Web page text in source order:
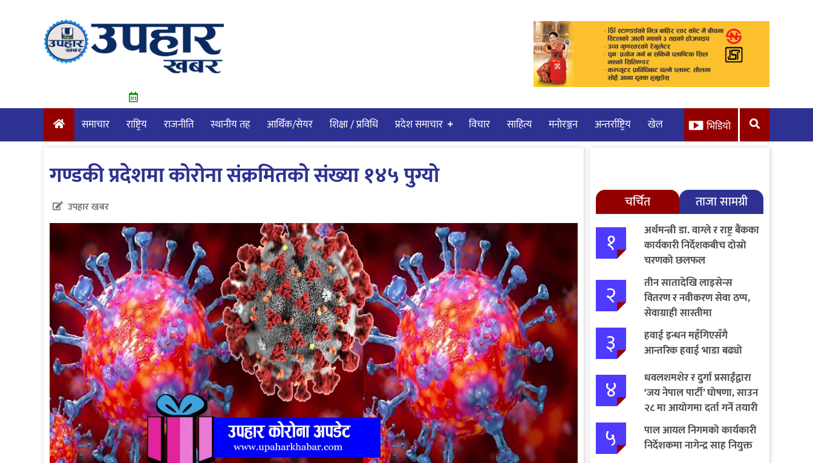
समाचार राष्ट्रिय राजनीति स्थानीय तह आर्थिक/सेयर शिक्षा / प्रविधि प्रदेश समाचार विचार साहित्य मनाेरञ्जन अन्तर्राष्ट्रिय खेल भिडियो
गण्डकी प्रदेशमा कोरोना संक्रमितको संख्या १४५ पुग्यो
उपहार खबर चर्चित ताजा सामग्री
१
अर्थमन्त्री डा. वाग्ले र राष्ट्र बैंकका
कार्यकारी निर्देशकबीच दोस्रो
चरणको छलफल
२
तीन सातादेखि लाइसेन्स
वितरण र नवीकरण सेवा ठप्प,
सेवाग्राही सास्तीमा
३
हवाई इन्धन महँगिएसँगै
आन्तरिक हवाई भाडा बढ्यो
४
धवलशमशेर र दुर्गा प्रसाईंद्वारा
‘जय नेपाल पार्टी’ घोषणा, साउन
२८ मा आयोगमा दर्ता गर्ने तयारी
५
पाल आयल निगमको कार्यकारी
निर्देशकमा नागेन्द्र साह नियुक्त